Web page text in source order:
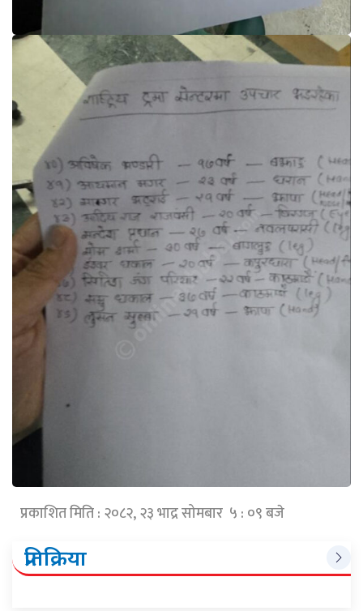
प्रकाशित मिति : २०८२, २३ भाद्र सोमबार ५ : ०९ बजे
प्रतिक्रिया